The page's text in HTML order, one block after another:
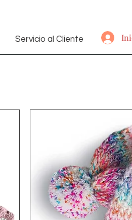
Servicio al Cliente